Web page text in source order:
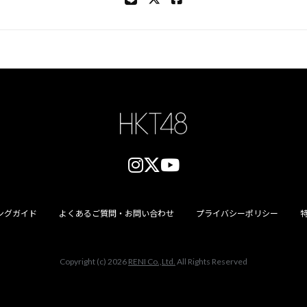
グガイド よくあるご質問・お問い合わせ プライバシーポリシー
Copyright (c) 2026 RENI Co.,Ltd. All Rights Reserved